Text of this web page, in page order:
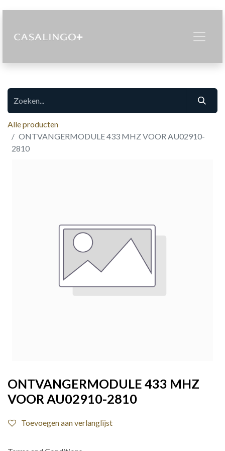
Alle producten
ONTVANGERMODULE 433 MHZ VOOR AU02910-
2810
ONTVANGERMODULE 433 MHZ
VOOR AU02910-2810
Toevoegen aan verlanglijst